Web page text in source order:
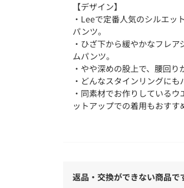
【デザイン】
・Leeで定番人気のシルエッ
パンツ。
・ひざ下から緩やかなフレ
ムパンツ。
・やや深めの股上で、腰回り
・どんなスタインリングに
・同素材でお作りしている
ットアップでの着用もおすす
・シーズン問わず大人っぽく
返品・交換ができない商品で